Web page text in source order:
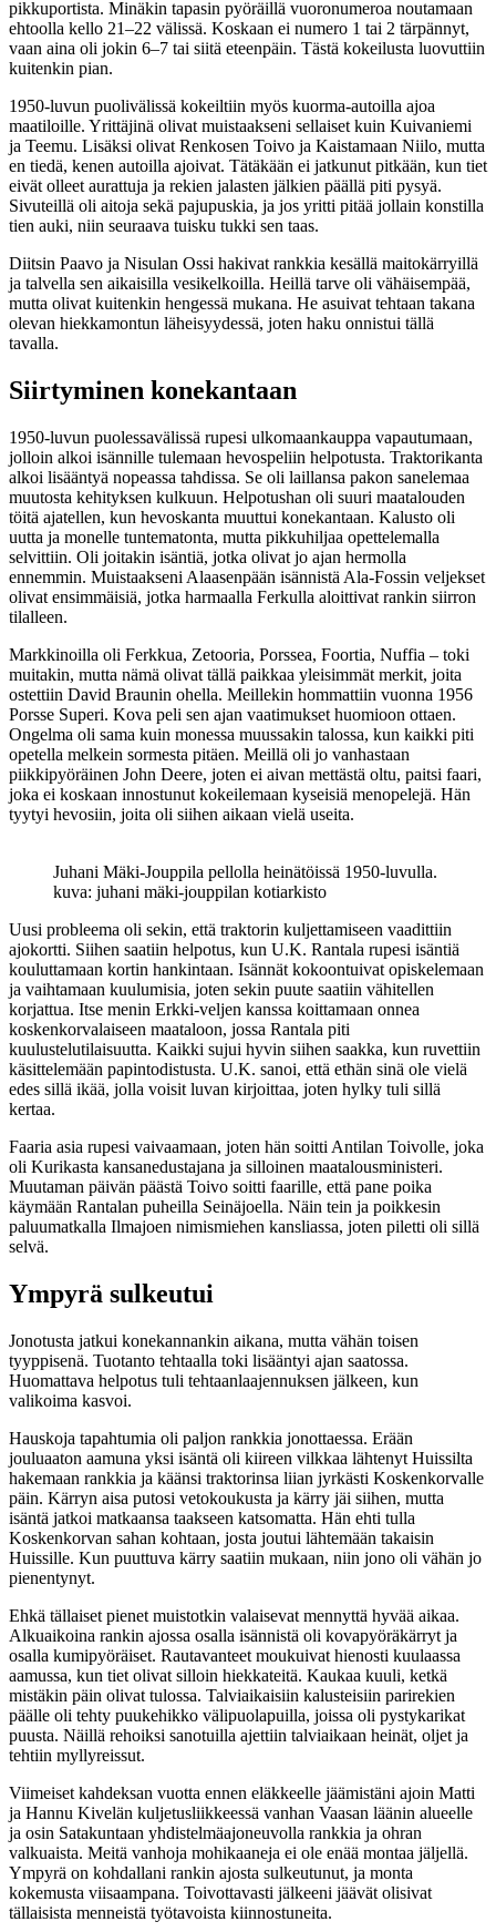
pikkuportista. Minäkin tapasin pyöräillä vuoronumeroa noutamaan
ehtoolla kello 21–22 välissä. Koskaan ei numero 1 tai 2 tärpännyt,
vaan aina oli jokin 6–7 tai siitä eteenpäin. Tästä kokeilusta luovuttiin
kuitenkin pian.
1950-luvun puolivälissä kokeiltiin myös kuorma-autoilla ajoa
maatiloille. Yrittäjinä olivat muistaakseni sellaiset kuin Kuivaniemi
ja Teemu. Lisäksi olivat Renkosen Toivo ja Kaistamaan Niilo, mutta
en tiedä, kenen autoilla ajoivat. Tätäkään ei jatkunut pitkään, kun tiet
eivät olleet aurattuja ja rekien jalasten jälkien päällä piti pysyä.
Sivuteillä oli aitoja sekä pajupuskia, ja jos yritti pitää jollain konstilla
tien auki, niin seuraava tuisku tukki sen taas.
Diitsin Paavo ja Nisulan Ossi hakivat rankkia kesällä maitokärryillä
ja talvella sen aikaisilla vesikelkoilla. Heillä tarve oli vähäisempää,
mutta olivat kuitenkin hengessä mukana. He asuivat tehtaan takana
olevan hiekkamontun läheisyydessä, joten haku onnistui tällä
tavalla.
Siirtyminen konekantaan
1950-luvun puolessavälissä rupesi ulkomaankauppa vapautumaan,
jolloin alkoi isännille tulemaan hevospeliin helpotusta. Traktorikanta
alkoi lisääntyä nopeassa tahdissa. Se oli laillansa pakon sanelemaa
muutosta kehityksen kulkuun. Helpotushan oli suuri maatalouden
töitä ajatellen, kun hevoskanta muuttui konekantaan. Kalusto oli
uutta ja monelle tuntematonta, mutta pikkuhiljaa opettelemalla
selvittiin. Oli joitakin isäntiä, jotka olivat jo ajan hermolla
ennemmin. Muistaakseni Alaasenpään isännistä Ala-Fossin veljekset
olivat ensimmäisiä, jotka harmaalla Ferkulla aloittivat rankin siirron
tilalleen.
Markkinoilla oli Ferkkua, Zetooria, Porssea, Foortia, Nuffia – toki
muitakin, mutta nämä olivat tällä paikkaa yleisimmät merkit, joita
ostettiin David Braunin ohella. Meillekin hommattiin vuonna 1956
Porsse Superi. Kova peli sen ajan vaatimukset huomioon ottaen.
Ongelma oli sama kuin monessa muussakin talossa, kun kaikki piti
opetella melkein sormesta pitäen. Meillä oli jo vanhastaan
piikkipyöräinen John Deere, joten ei aivan mettästä oltu, paitsi faari,
joka ei koskaan innostunut kokeilemaan kyseisiä menopelejä. Hän
tyytyi hevosiin, joita oli siihen aikaan vielä useita.
Juhani Mäki-Jouppila pellolla heinätöissä 1950-luvulla.
kuva: juhani mäki-jouppilan kotiarkisto
Uusi probleema oli sekin, että traktorin kuljettamiseen vaadittiin
ajokortti. Siihen saatiin helpotus, kun U.K. Rantala rupesi isäntiä
kouluttamaan kortin hankintaan. Isännät kokoontuivat opiskelemaan
ja vaihtamaan kuulumisia, joten sekin puute saatiin vähitellen
korjattua. Itse menin Erkki-veljen kanssa koittamaan onnea
koskenkorvalaiseen maataloon, jossa Rantala piti
kuulustelutilaisuutta. Kaikki sujui hyvin siihen saakka, kun ruvettiin
käsittelemään papintodistusta. U.K. sanoi, että ethän sinä ole vielä
edes sillä ikää, jolla voisit luvan kirjoittaa, joten hylky tuli sillä
kertaa.
Faaria asia rupesi vaivaamaan, joten hän soitti Antilan Toivolle, joka
oli Kurikasta kansanedustajana ja silloinen maatalousministeri.
Muutaman päivän päästä Toivo soitti faarille, että pane poika
käymään Rantalan puheilla Seinäjoella. Näin tein ja poikkesin
paluumatkalla Ilmajoen nimismiehen kansliassa, joten piletti oli sillä
selvä.
Ympyrä sulkeutui
Jonotusta jatkui konekannankin aikana, mutta vähän toisen
tyyppisenä. Tuotanto tehtaalla toki lisääntyi ajan saatossa.
Huomattava helpotus tuli tehtaanlaajennuksen jälkeen, kun
valikoima kasvoi.
Hauskoja tapahtumia oli paljon rankkia jonottaessa. Erään
jouluaaton aamuna yksi isäntä oli kiireen vilkkaa lähtenyt Huissilta
hakemaan rankkia ja käänsi traktorinsa liian jyrkästi Koskenkorvalle
päin. Kärryn aisa putosi vetokoukusta ja kärry jäi siihen, mutta
isäntä jatkoi matkaansa taakseen katsomatta. Hän ehti tulla
Koskenkorvan sahan kohtaan, josta joutui lähtemään takaisin
Huissille. Kun puuttuva kärry saatiin mukaan, niin jono oli vähän jo
pienentynyt.
Ehkä tällaiset pienet muistotkin valaisevat mennyttä hyvää aikaa.
Alkuaikoina rankin ajossa osalla isännistä oli kovapyöräkärryt ja
osalla kumipyöräiset. Rautavanteet moukuivat hienosti kuulaassa
aamussa, kun tiet olivat silloin hiekkateitä. Kaukaa kuuli, ketkä
mistäkin päin olivat tulossa. Talviaikaisiin kalusteisiin parirekien
päälle oli tehty puukehikko välipuolapuilla, joissa oli pystykarikat
puusta. Näillä rehoiksi sanotuilla ajettiin talviaikaan heinät, oljet ja
tehtiin myllyreissut.
Viimeiset kahdeksan vuotta ennen eläkkeelle jäämistäni ajoin Matti
ja Hannu Kivelän kuljetusliikkeessä vanhan Vaasan läänin alueelle
ja osin Satakuntaan yhdistelmäajoneuvolla rankkia ja ohran
valkuaista. Meitä vanhoja mohikaaneja ei ole enää montaa jäljellä.
Ympyrä on kohdallani rankin ajosta sulkeutunut, ja monta
kokemusta viisaampana. Toivottavasti jälkeeni jäävät olisivat
tällaisista menneistä työtavoista kiinnostuneita.